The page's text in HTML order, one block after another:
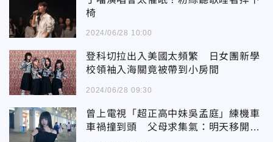
椅
2024/06/28 10:00
登科切拉出入美國太頻繁 日女團新學
校領袖入海關竟被帶到小房間
2024/06/28 09:30
曾上電視「超正高中妹吳孟庭」練機車
車禍撞到頭 父母求集氣：明天移開呼